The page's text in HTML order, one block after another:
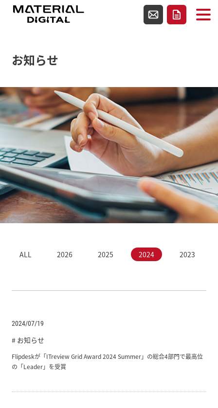
使用テンプレートファイルcategory-news.php
お問い合わせ
資料請求
お知らせ
ALL 2026 2025 2024 2023
2024/07/19
# お知らせ
Flipdeskが「ITreview Grid Award 2024 Summer」の総合4部門で最高位
の「Leader」を受賞